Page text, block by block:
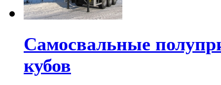
Самосвальные
кубов